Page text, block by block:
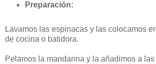
Preparación:
Lavamos las espinacas y las colocamos
de cocina o batidora.
Pelamos la mandarina y la añadimos a